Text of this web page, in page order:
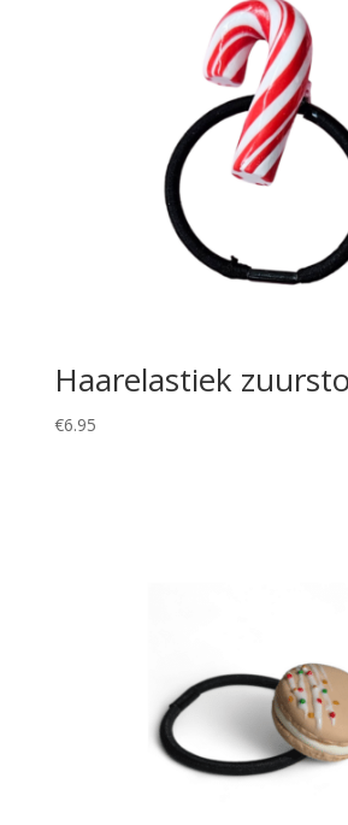
Haarelastiek
€6.95